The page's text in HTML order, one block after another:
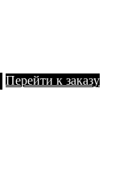
Перейти к заказу